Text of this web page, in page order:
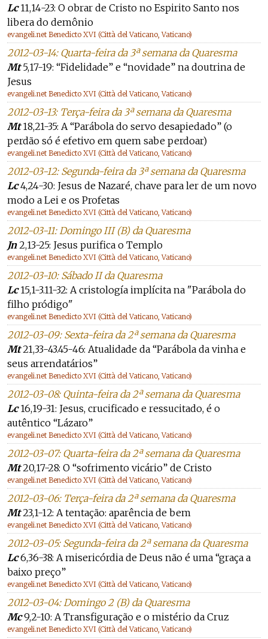
Lc11,14-23: O obrar de Cristo no Espirito Santo nos
libera do demônio
evangeli.net Benedicto XVI (Città del Vaticano, Vaticano)
2012-03-14: Quarta-feira da 3ª semana da Quaresma
Mt5,17-19: “Fidelidade” e “novidade” na doutrina de
Jesus
evangeli.net Benedicto XVI (Città del Vaticano, Vaticano)
2012-03-13: Terça-feira da 3ª semana da Quaresma
Mt18,21-35: A “Parábola do servo desapiedado” (o
perdão só é efetivo em quem sabe perdoar)
evangeli.net Benedicto XVI (Città del Vaticano, Vaticano)
2012-03-12: Segunda-feira da 3ª semana da Quaresma
Lc4,24-30: Jesus de Nazaré, chave para ler de um novo
modo a Lei e os Profetas
evangeli.net Benedicto XVI (Città del Vaticano, Vaticano)
2012-03-11: Domingo III (B) da Quaresma
Jn2,13-25: Jesus purifica o Templo
evangeli.net Benedicto XVI (Città del Vaticano, Vaticano)
2012-03-10: Sábado II da Quaresma
Lc15,1-3.11-32: A cristología implícita na "Parábola do
filho pródigo"
evangeli.net Benedicto XVI (Città del Vaticano, Vaticano)
2012-03-09: Sexta-feira da 2ª semana da Quaresma
Mt21,33-43.45-46: Atualidade da “Parábola da vinha e
seus arrendatários”
evangeli.net Benedicto XVI (Città del Vaticano, Vaticano)
2012-03-08: Quinta-feira da 2ª semana da Quaresma
Lc16,19-31: Jesus, crucificado e ressucitado, é o
autêntico “Lázaro”
evangeli.net Benedicto XVI (Città del Vaticano, Vaticano)
2012-03-07: Quarta-feira da 2ª semana da Quaresma
Mt20,17-28: O “sofrimento vicário” de Cristo
evangeli.net Benedicto XVI (Città del Vaticano, Vaticano)
2012-03-06: Terça-feira da 2ª semana da Quaresma
Mt23,1-12: A tentação: aparência de bem
evangeli.net Benedicto XVI (Città del Vaticano, Vaticano)
2012-03-05: Segunda-feira da 2ª semana da Quaresma
Lc6,36-38: A misericórdia de Deus não é uma “graça a
baixo preço”
evangeli.net Benedicto XVI (Città del Vaticano, Vaticano)
2012-03-04: Domingo 2 (B) da Quaresma
Mc9,2-10: A Transfiguração e o mistério da Cruz
evangeli.net Benedicto XVI (Città del Vaticano, Vaticano)